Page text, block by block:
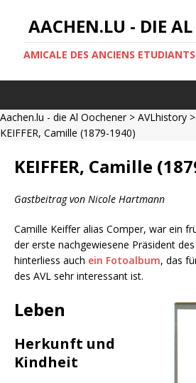
AACHEN.LU - DIE
AMICALE DES ANCIENS
Aachen.lu - die Al Oochener> AVLhistory >
KEIFFER, Camille (1879-1940)
KEIFFER, Camille
Gastbeitrag von Nicole Hartmann
Camille Keiffer alias Comper, war ein
der erste nachgewiesene Präsident des
hinterliess auch ein Fotoalbum, das
des AVL sehr interessant ist.
Leben
Herkunft und
Kindheit